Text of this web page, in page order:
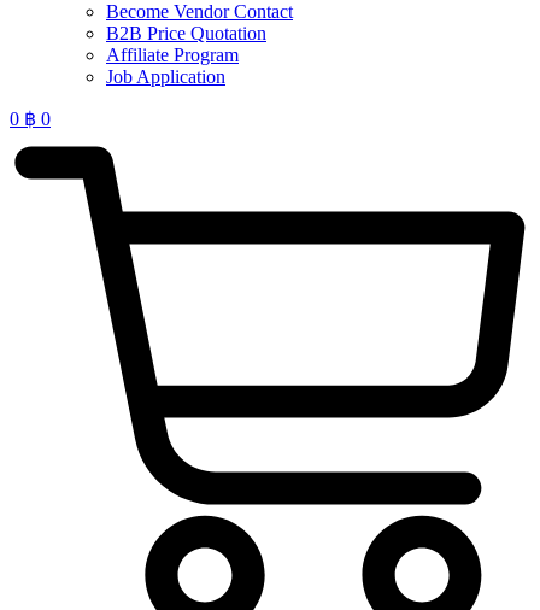
Become Vendor Contact
B2B Price Quotation
Affiliate Program
Job Application
0 ฿ 0